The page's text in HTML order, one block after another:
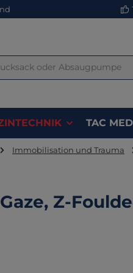
TAC MED
Immobilisation und Trauma
Z-